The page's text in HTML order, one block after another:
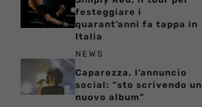
festeggiare i
quarant’anni fa tappa in
Italia
NEWS
Caparezza, l’annuncio
social: “sto scrivendo un
nuovo album”